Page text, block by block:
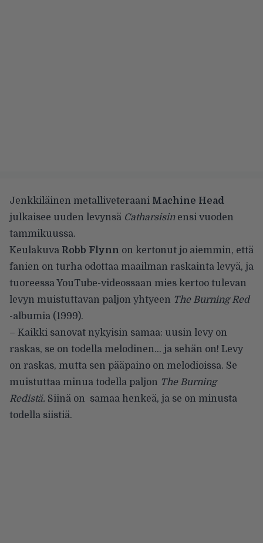
Jenkkiläinen metalliveteraani Machine Head
julkaisee uuden levynsä Catharsisinensi vuoden
tammikuussa.
Keulakuva Robb Flynn on kertonut jo aiemmin, että
fanien on turha odottaa maailman raskainta levyä, ja
tuoreessa YouTube-videossaan mies kertoo tulevan
levyn muistuttavan paljon yhtyeen The Burning Red
-albumia (1999).
– Kaikki sanovat nykyisin samaa: uusin levy on
raskas, se on todella melodinen… ja sehän on! Levy
on raskas, mutta sen pääpaino on melodioissa. Se
muistuttaa minua todella paljon The Burning
Redistä. Siinä on samaa henkeä, ja se on minusta
todella siistiä.